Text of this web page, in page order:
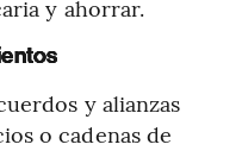
y ahorrar.
y alianzas
o cadenas de